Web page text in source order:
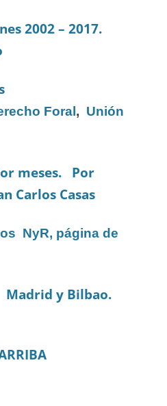
2002 – 2017.
Foral , Unión
meses.
Por
Carlos Casas
NyR, página de
Madrid y Bilbao.